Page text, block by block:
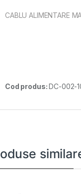
CABLU ALIMENTARE
Cod produs:DC-002-